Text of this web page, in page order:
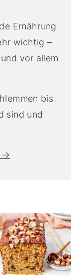
Ernährung
wichtig –
vor allem
bis
sind und
→